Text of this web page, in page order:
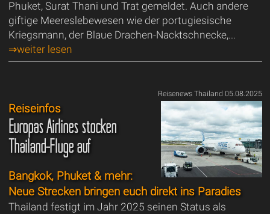
Phuket, Surat Thani und Trat gemeldet. Auch andere
giftige Meereslebewesen wie der portugiesische
Kriegsmann, der Blaue Drachen-Nacktschnecke,...
⇒weiter lesen
Reisenews Thailand 05.08.2025
Reiseinfos
Europas Airlines stocken
Thailand-Flüge auf
Bangkok, Phuket & mehr:
Neue Strecken bringen euch direkt ins Paradies
Thailand festigt im Jahr 2025 seinen Status als